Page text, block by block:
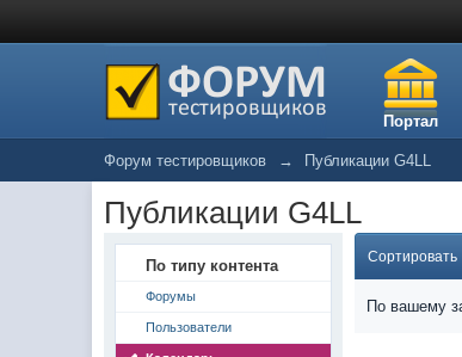
Портал
Форум тестировщиков → Публикации G4LL
Публикации G4LL
По типу контента
Форумы
Пользователи
Сортировать
По вашему